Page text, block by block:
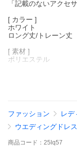
「記載のないアクセ
[ カラー ]
ホワイト
ロング丈/トレーン丈
[ 素材 ]
ポリエステル
XS/バスト80 ウエ
2L（XL）/バスト94
3L（2XL）/バスト
4L（3XL）/バスト
※表記寸法と実寸値の
ファッション レデ
ウエディングドレス
商品 コード： 25lq57